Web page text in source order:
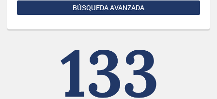
BÚSQUEDA AVANZADA